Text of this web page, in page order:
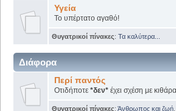
Υγεία
Το υπέρτατο αγαθό!
Θυγατρικοί πίνακες: Τα καλύτερα...
Διάφορα
Περί παντός
Οτιδήποτε *δεν*έχει σχέση με
Θυγατρικοί πίνακες: Άνθρωπος και ζωή